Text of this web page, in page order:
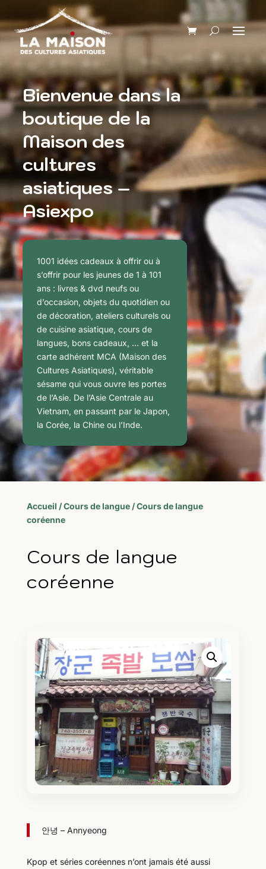
Bienvenue dans la
boutique de la
Maison des
cultures
asiatiques –
Asiexpo
1001 idées cadeaux à offrir ou à
s’offrir pour les jeunes de 1 à 101
ans : livres & dvd neufs ou
d’occasion, objets du quotidien ou
de décoration, ateliers culturels ou
de cuisine asiatique, cours de
langues, bons cadeaux, … et la
carte adhérent MCA (Maison des
Cultures Asiatiques), véritable
sésame qui vous ouvre les portes
de l’Asie. De l’Asie Centrale au
Vietnam, en passant par le Japon,
la Corée, la Chine ou l’Inde.
Accueil /Cours de langue/ Cours de langue
coréenne
Cours de langue
coréenne
안녕 – Annyeong
Kpop et séries coréennes n’ont jamais été aussi